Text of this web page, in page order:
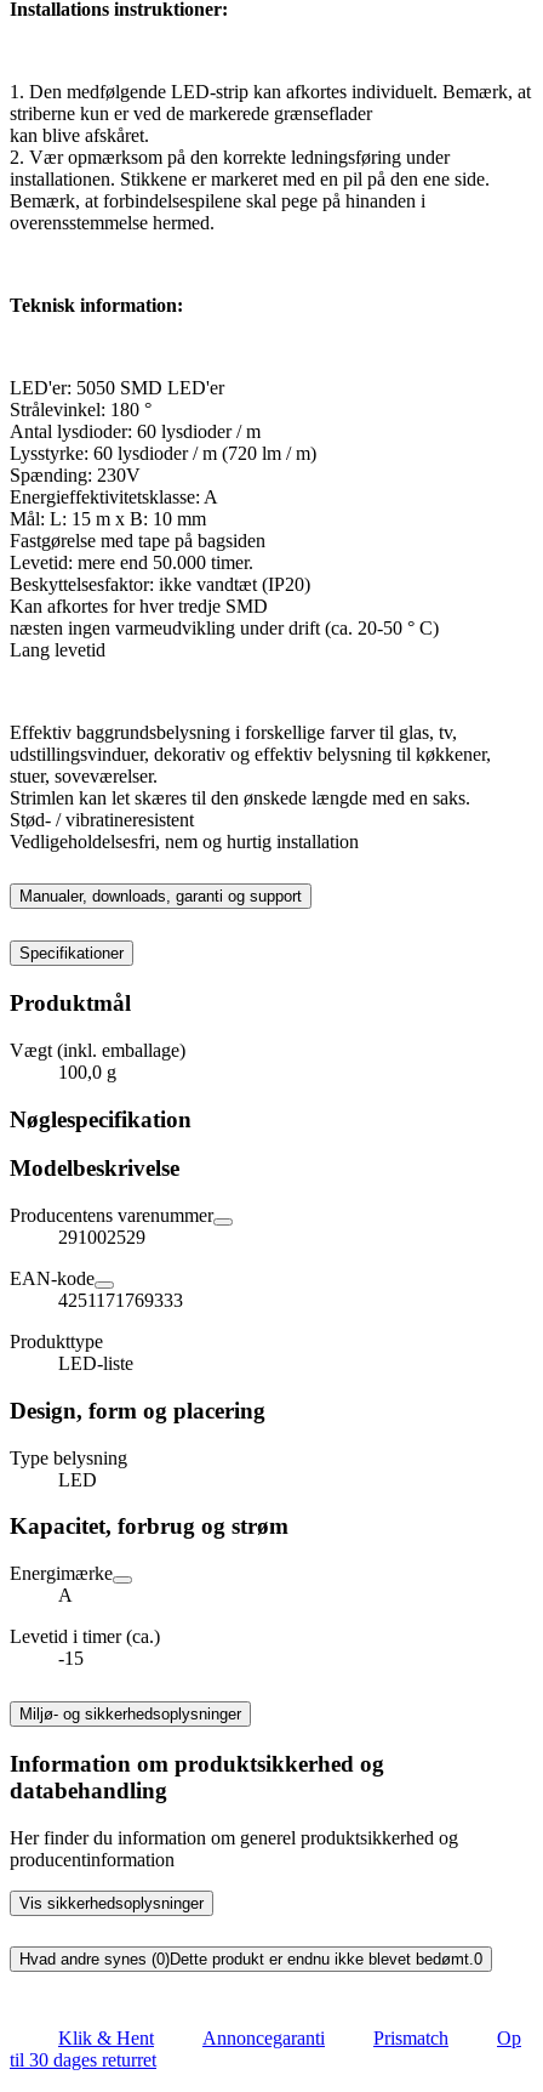
Installations instruktioner:
1. Den medfølgende LED-strip kan afkortes individuelt. Bemærk, at
striberne kun er ved de markerede grænseflader
kan blive afskåret.
2. Vær opmærksom på den korrekte ledningsføring under
installationen. Stikkene er markeret med en pil på den ene side.
Bemærk, at forbindelsespilene skal pege på hinanden i
overensstemmelse hermed.
Teknisk information:
LED'er: 5050 SMD LED'er
Strålevinkel: 180 °
Antal lysdioder: 60 lysdioder / m
Lysstyrke: 60 lysdioder / m (720 lm / m)
Spænding: 230V
Energieffektivitetsklasse: A
Mål: L: 15 m x B: 10 mm
Fastgørelse med tape på bagsiden
Levetid: mere end 50.000 timer.
Beskyttelsesfaktor: ikke vandtæt (IP20)
Kan afkortes for hver tredje SMD
næsten ingen varmeudvikling under drift (ca. 20-50 ° C)
Lang levetid
Effektiv baggrundsbelysning i forskellige farver til glas, tv,
udstillingsvinduer, dekorativ og effektiv belysning til køkkener,
stuer, soveværelser.
Strimlen kan let skæres til den ønskede længde med en saks.
Stød- / vibratineresistent
Vedligeholdelsesfri, nem og hurtig installation
Manualer, downloads, garanti og support
Specifikationer
Produktmål
Vægt (inkl. emballage)
100,0 g
Nøglespecifikation
Modelbeskrivelse
Producentens varenummer
291002529
EAN-kode
4251171769333
Produkttype
LED-liste
Design, form og placering
Type belysning
LED
Kapacitet, forbrug og strøm
Energimærke
A
Levetid i timer (ca.)
-15
Miljø- og sikkerhedsoplysninger
Information om produktsikkerhed og
databehandling
Her finder du information om generel produktsikkerhed og
producentinformation
Vis sikkerhedsoplysninger
Hvad andre synes (0)Dette produkt er endnu ikke blevet bedømt.0
Klik & Hent Annoncegaranti Prismatch
Op
til 30 dages returret